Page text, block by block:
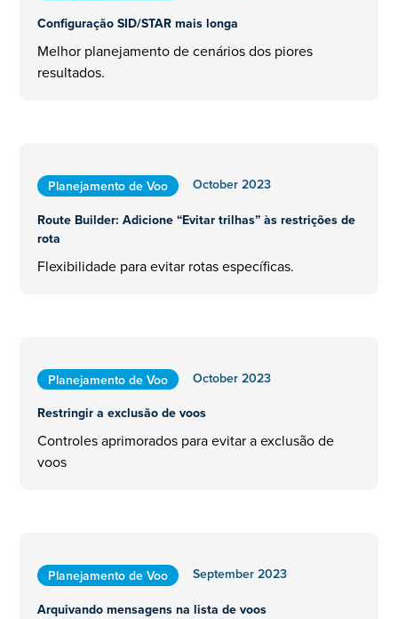
Configuração SID/STAR mais longa
Melhor planejamento de cenários dos piores
resultados.
Planejamento de Voo
October 2023
Route Builder: Adicione “Evitar trilhas” às restrições de
rota
Flexibilidade para evitar rotas específicas.
Planejamento de Voo
October 2023
Restringir a exclusão de voos
Controles aprimorados para evitar a exclusão de
voos
Planejamento de Voo
September 2023
Arquivando mensagens na lista de voos